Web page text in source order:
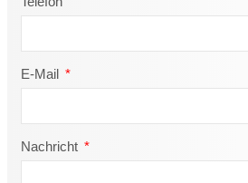
E-Mail
Nachricht